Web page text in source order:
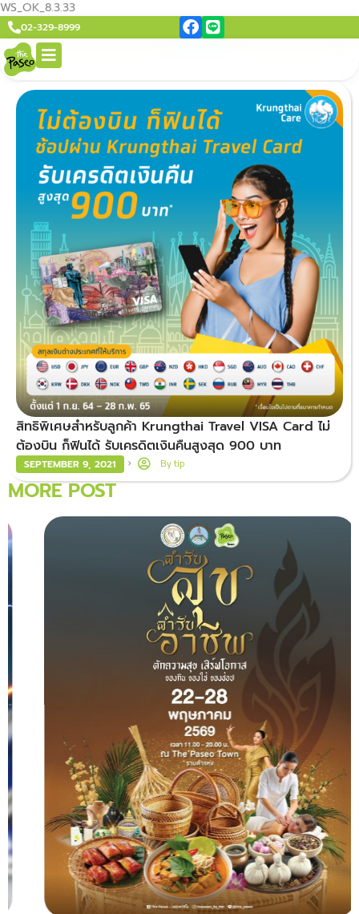
WS_OK_8.3.33
02-329-8999
สิทธิพิเศษสำหรับลูกค้า Krungthai Travel VISA Card ไม่
ต้องบิน ก็ฟินได้ รับเครดิตเงินคืนสูงสุด 900 บาท
SEPTEMBER 9, 2021 Bytip
MORE POST